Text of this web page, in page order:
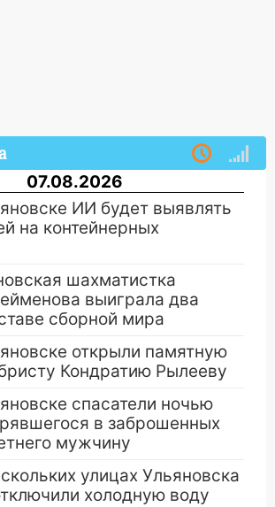
07.08.2026
ИИ будет выявлять
на контейнерных
шахматистка
выиграла два
сборной мира
открыли памятную
Кондратию Рылееву
спасатели ночью
в заброшенных
мужчину
улицах Ульяновска
холодную воду